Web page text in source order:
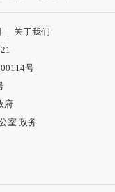
| 关于我们
号
府
室.政务